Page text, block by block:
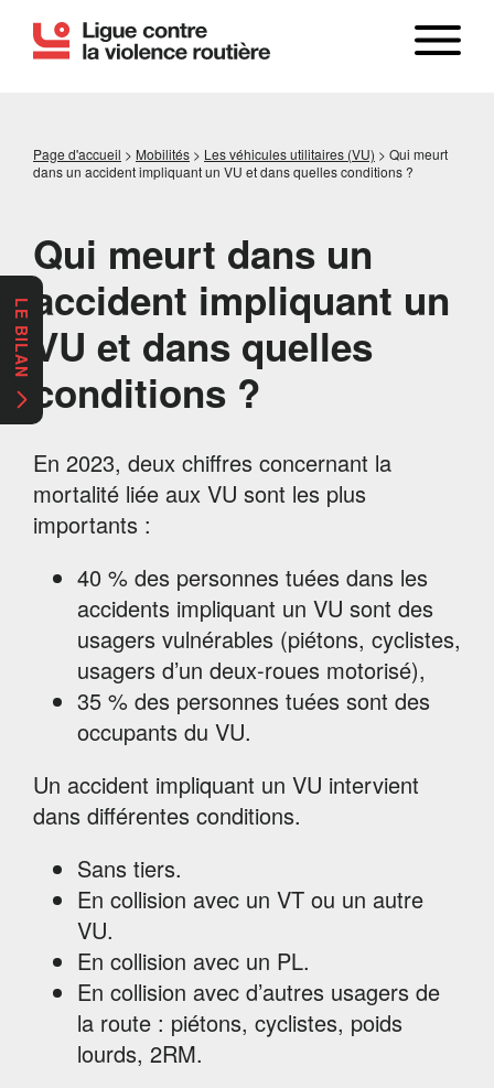
Page d'accueil > Mobilités > Les véhicules utilitaires (VU) > Qui meurt
dans un accident impliquant un VU et dans quelles conditions ?
Qui meurt dans un
accident impliquant un
VU et dans quelles
conditions ?
En 2023, deux chiffres concernant la
mortalité liée aux VU sont les plus
importants :
40 % des personnes tuées dans les
accidents impliquant un VU sont des
usagers vulnérables (piétons, cyclistes,
usagers d’un deux-roues motorisé),
35 % des personnes tuées sont des
occupants du VU.
Un accident impliquant un VU intervient
dans différentes conditions.
Sans tiers.
En collision avec un VT ou un autre
VU.
En collision avec un PL.
En collision avec d’autres usagers de
la route : piétons, cyclistes, poids
lourds, 2RM.
LE BILAN